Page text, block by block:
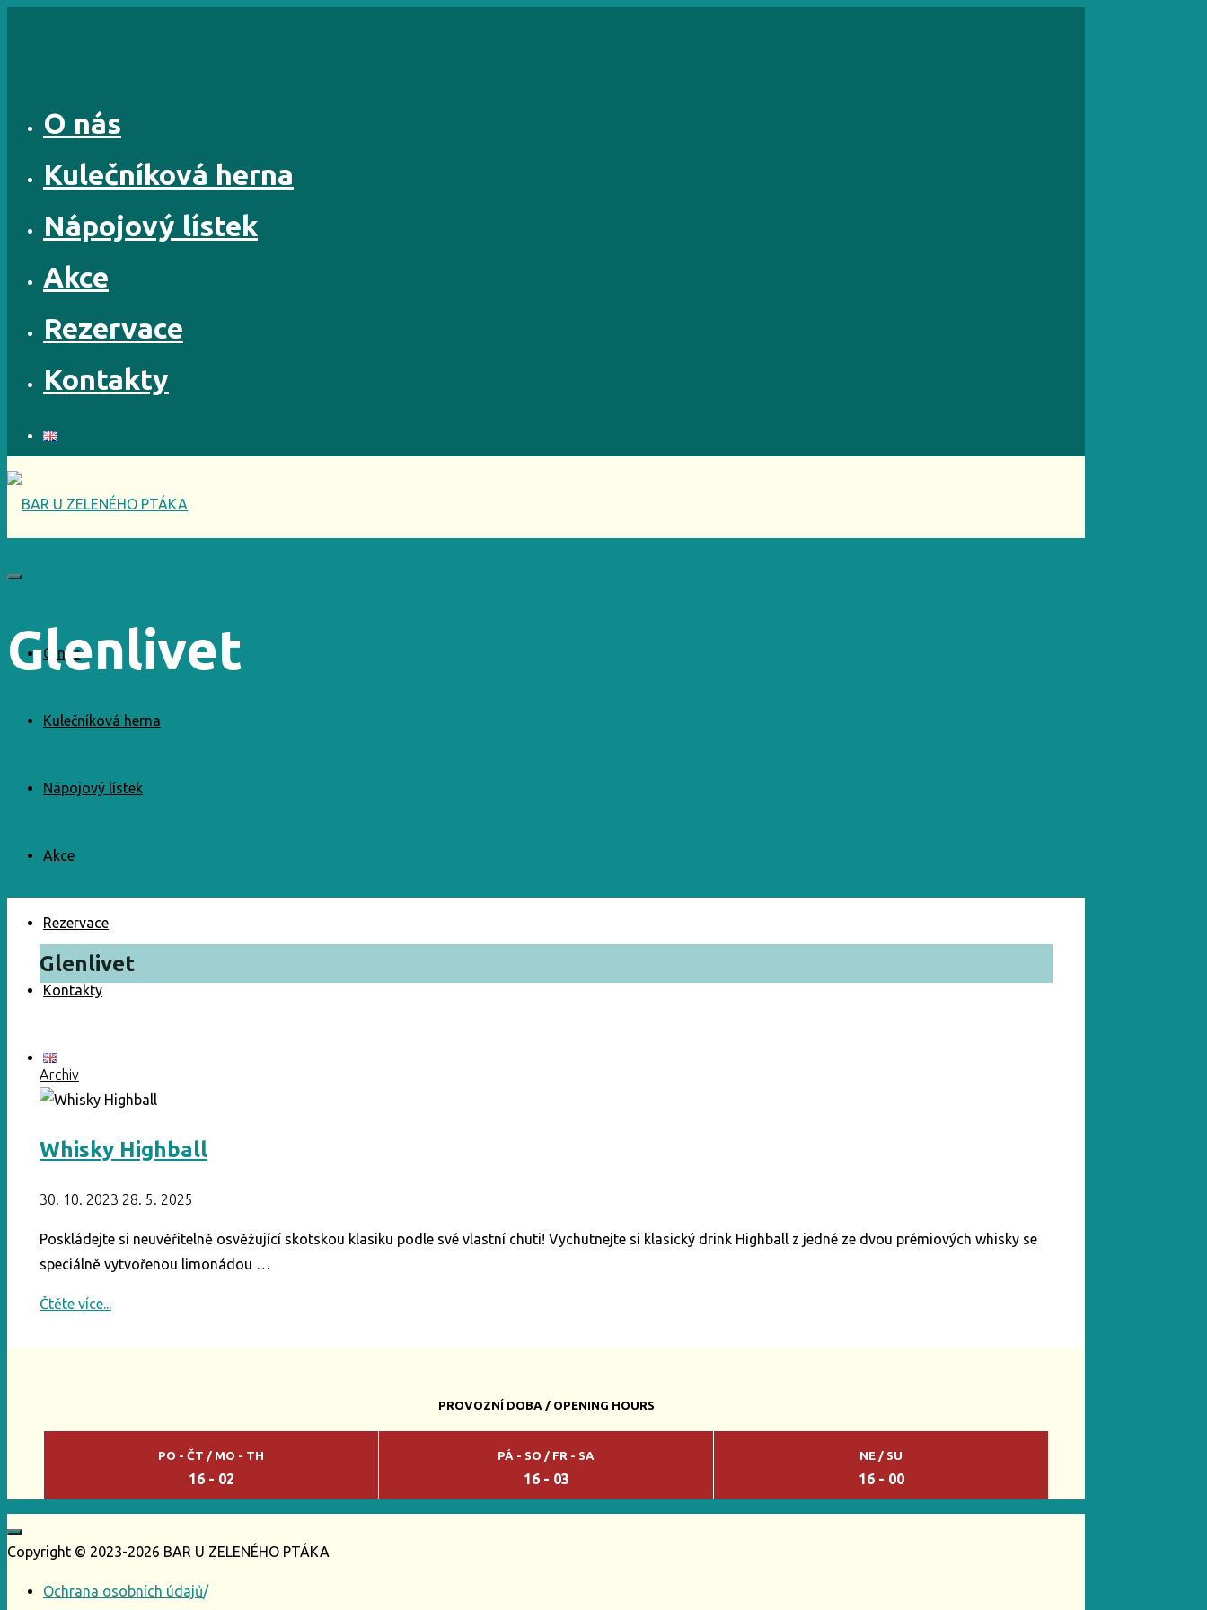
O nás
Kulečníková herna
Nápojový lístek
Akce
Rezervace
Kontakty
O nás
Kulečníková herna
Nápojový lístek
Akce
Rezervace
Kontakty
Glenlivet
Glenlivet
Archiv
Whisky Highball
30. 10. 2023 28. 5. 2025
Poskládejte si neuvěřitelně osvěžující skotskou klasiku podle své vlastní chuti! Vychutnejte si klasický drink Highball z jedné ze dvou prémiových whisky se
speciálně vytvořenou limonádou …
Čtěte více...
PROVOZNÍ DOBA / OPENING HOURS
PO - ČT / MO - TH
16 - 02
PÁ - SO / FR - SA
16 - 03
NE / SU
16 - 00
Copyright © 2023-2026 BAR U ZELENÉHO PTÁKA
Ochrana osobních údajů/